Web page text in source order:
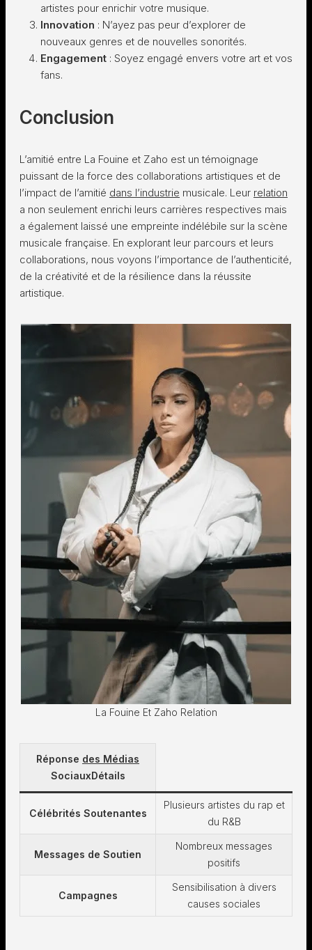
artistes pour enrichir votre musique.
Innovation : N’ayez pas peur d’explorer de
nouveaux genres et de nouvelles sonorités.
Engagement : Soyez engagé envers votre art et vos
fans.
Conclusion
L’amitié entre La Fouine et Zaho est un témoignage
puissant de la force des collaborations artistiques et de
l’impact de l’amitié dans l’industrie musicale. Leur relation
a non seulement enrichi leurs carrières respectives mais
a également laissé une empreinte indélébile sur la scène
musicale française. En explorant leur parcours et leurs
collaborations, nous voyons l’importance de l’authenticité,
de la créativité et de la résilience dans la réussite
artistique.
La Fouine Et Zaho Relation
Réponse des Médias
SociauxDétails
Célébrités Soutenantes
Plusieurs artistes du rap et
du R&B
Messages de Soutien
Nombreux messages
positifs
Campagnes
Sensibilisation à divers
causes sociales